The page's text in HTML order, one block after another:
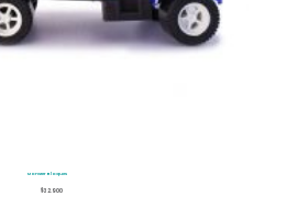
Monster Bloques
$32.900